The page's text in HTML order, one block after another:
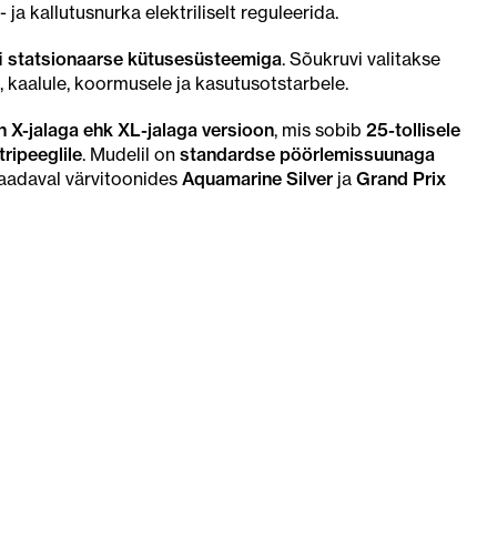
kallutusnurka elektriliselt reguleerida.
statsionaarse kütusesüsteemiga. Sõukruvi valitakse
koormusele ja kasutusotstarbele.
X-jalaga ehk XL-jalaga versioon, mis sobib 25-tollisele
. Mudelil on standardse pöörlemissuunaga
värvitoonides Aquamarine Silver ja Grand Prix